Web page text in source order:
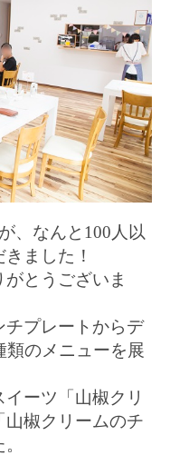
、なんと 100 人以
ました！
とうございま
チプレートからデ
類のメニューを展
ーツ「山椒クリ
椒クリームのチ